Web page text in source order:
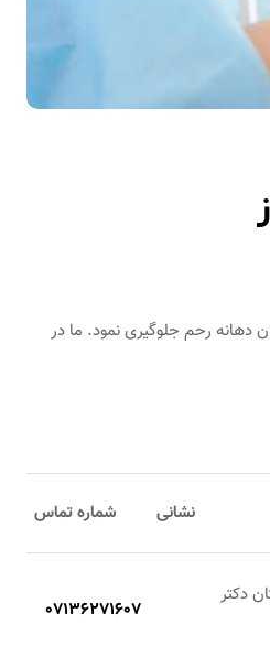
دهانه رحم جلوگیری نمود. ما در
نشانی شماره تماس
جنب بیمارستان دکتر
07136271607